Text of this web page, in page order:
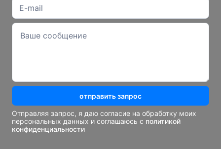
отправить запрос
Отправляя запрос, я даю согласие на обработку моих
персональных данных и соглашаюсь с политикой
конфиденциальности